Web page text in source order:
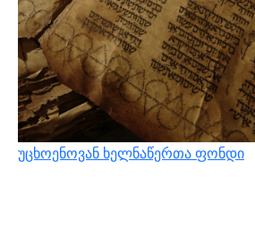
უცხოენოვან ხელნაწერთა ფონდი